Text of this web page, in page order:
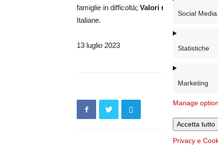
Social Media
Statistiche
Marketing
Manage
Accetta tutto
Privacy e
famiglie in difficoltà;Valori ritrovati
Italiane.
13 luglio 2023